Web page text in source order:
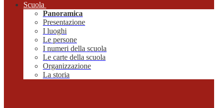
Scuola
Panoramica
Presentazione
I luoghi
Le persone
I numeri della scuola
Le carte della scuola
Organizzazione
La storia